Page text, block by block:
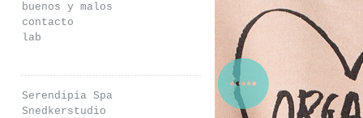
buenos y malos
contacto
lab
Serendipia Spa
Snedkerstudio